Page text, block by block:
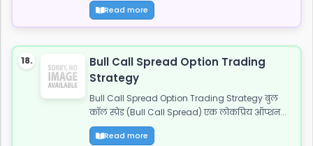
Read more
18.
Bull Call Spread Option Trading
Strategy
Bull Call Spread Option Trading Strategy बुल
कॉल स्प्रेड (Bull Call Spread) एक लोकप्रिय ऑप्शन...
Read more